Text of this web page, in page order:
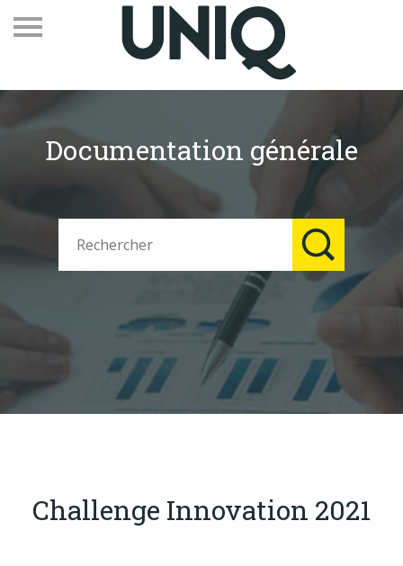
Recevez notre newsletter
Vos contacts
Espace adhérents
EN
Qui sommes-nous
Produits
Publications
Documentation générale
Challenge Innovation 2021